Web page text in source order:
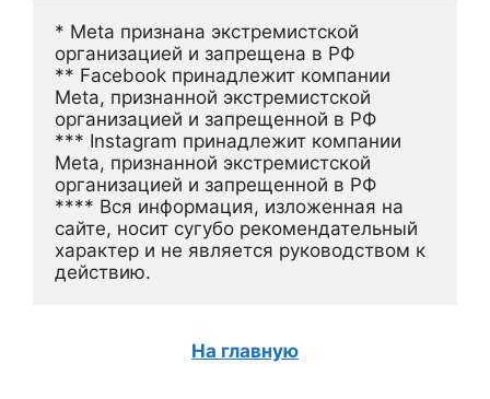
* Meta признана экстремистской
организацией и запрещена в РФ
** Facebook принадлежит компании
Meta, признанной экстремистской
организацией и запрещенной в РФ
*** Instagram принадлежит компании
Meta, признанной экстремистской
организацией и запрещенной в РФ
**** Вся информация, изложенная на
сайте, носит сугубо рекомендательный
характер и не является руководством к
действию.
На главную